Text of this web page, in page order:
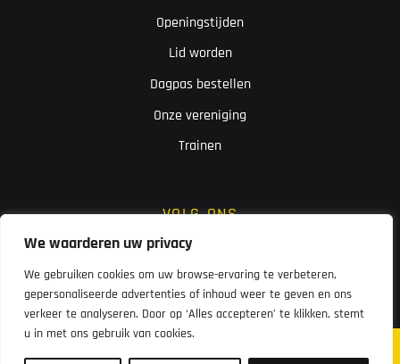
We waarderen uw privacy
We gebruiken cookies om uw browse-ervaring te verbeteren,
gepersonaliseerde advertenties of inhoud weer te geven en ons
verkeer te analyseren. Door op ‘Alles accepteren’ te klikken, stemt
u in met ons gebruik van cookies.
Openingstijden
Lid worden
Dagpas bestellen
Onze vereniging
Trainen
VOLG ONS